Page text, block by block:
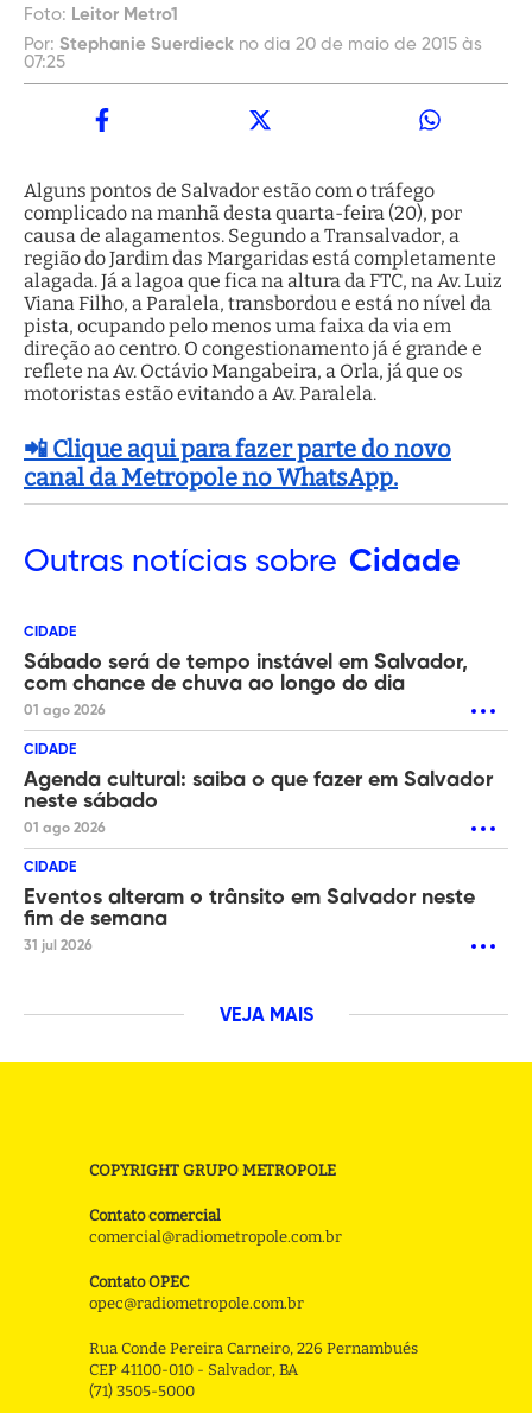
Foto: Leitor Metro1
Por: Stephanie Suerdieck no dia 20 de maio de 2015 às
07:25
Alguns pontos de Salvador estão com o tráfego
complicado na manhã desta quarta-feira (20), por
causa de alagamentos. Segundo a Transalvador, a
região do Jardim das Margaridas está completamente
alagada. Já a lagoa que fica na altura da FTC, na Av. Luiz
Viana Filho, a Paralela, transbordou e está no nível da
pista, ocupando pelo menos uma faixa da via em
direção ao centro. O congestionamento já é grande e
reflete na Av. Octávio Mangabeira, a Orla, já que os
motoristas estão evitando a Av. Paralela.
📲 Clique aqui para fazer parte do novo
canal da Metropole no WhatsApp.
Outras notícias sobre Cidade
CIDADE
Sábado será de tempo instável em Salvador,
com chance de chuva ao longo do dia
01 ago 2026
CIDADE
Agenda cultural: saiba o que fazer em Salvador
neste sábado
01 ago 2026
CIDADE
Eventos alteram o trânsito em Salvador neste
fim de semana
31 jul 2026
VEJA MAIS
COPYRIGHT GRUPO METROPOLE
Contato comercial
comercial@radiometropole.com.br
Contato OPEC
opec@radiometropole.com.br
Rua Conde Pereira Carneiro, 226 Pernambués
CEP 41100-010 - Salvador, BA
(71) 3505-5000